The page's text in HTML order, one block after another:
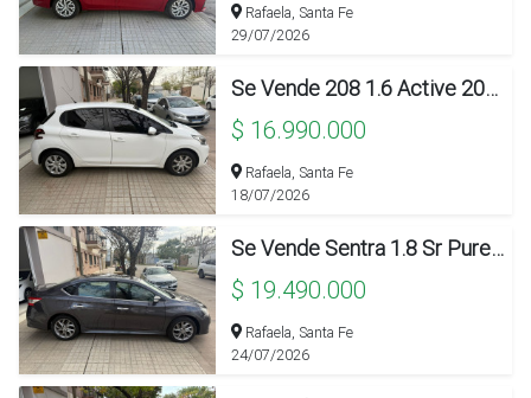
Rafaela, Santa Fe
29/07/2026
Se Vende 208 1.6 Active 2018!!!
$ 16.990.000
Rafaela, Santa Fe
18/07/2026
Se Vende Sentra 1.8 Sr Pure Drive Aut. 2016!!!
$ 19.490.000
Rafaela, Santa Fe
24/07/2026